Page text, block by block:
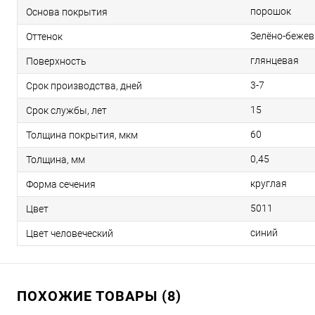
Основа покрытия порошок
Оттенок Зелёно-
Поверхность глянцевая
Срок производства, дней 3-7
Срок службы, лет 15
Толщина покрытия, мкм 60
Толщина, мм 0,45
Форма сечения круглая
Цвет 5011
Цвет человеческий синий
ПОХОЖИЕ ТОВАРЫ (8)